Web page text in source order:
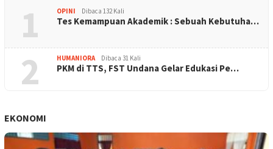
1 OPINI Dibaca 132 Kali
Tes Kemampuan Akademik : Sebuah Kebutuha…
2 HUMANIORA Dibaca 31 Kali
PKM di TTS, FST Undana Gelar Edukasi Pe…
EKONOMI